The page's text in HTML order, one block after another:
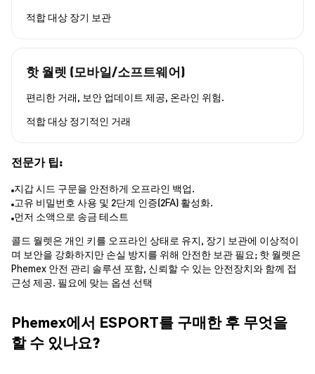
적합 대상 장기 보관
핫 월렛 (모바일/소프트웨어)
편리한 거래, 보안 업데이트 제공, 온라인 위험.
적합 대상 정기적인 거래
전문가 팁:
지갑 시드 구문을 안전하게 오프라인 백업.
고유 비밀번호 사용 및 2단계 인증(2FA) 활성화.
먼저 소액으로 송금 테스트
콜드 월렛은 개인 키를 오프라인 상태로 유지, 장기 보관에 이상적이
며 보안을 강화하지만 손실 방지를 위해 안전한 보관 필요; 핫 월렛은
Phemex 안전 관리 솔루션 포함, 신뢰할 수 있는 안전장치와 함께 접
근성 제공. 필요에 맞는 옵션 선택
Phemex에서 ESPORT를 구매한 후 무엇을
할 수 있나요?